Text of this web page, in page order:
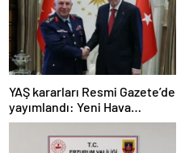
YAŞ kararları Resmi Gazete’de
yayımlandı: Yeni Hava
Kuvvetleri Komutanı
Orgeneral Rafet Dalkıran